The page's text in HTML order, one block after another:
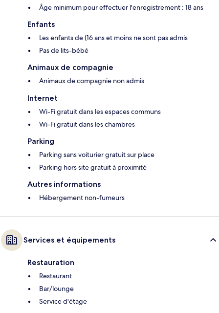
Âge minimum pour effectuer l'enregistrement : 18 ans
Enfants
Les enfants de (16 ans et moins ne sont pas admis
Pas de lits-bébé
Animaux de compagnie
Animaux de compagnie non admis
Internet
Wi-Fi gratuit dans les espaces communs
Wi-Fi gratuit dans les chambres
Parking
Parking sans voiturier gratuit sur place
Parking hors site gratuit à proximité
Autres informations
Hébergement non-fumeurs
Services et équipements
Restauration
Restaurant
Bar/lounge
Service d'étage